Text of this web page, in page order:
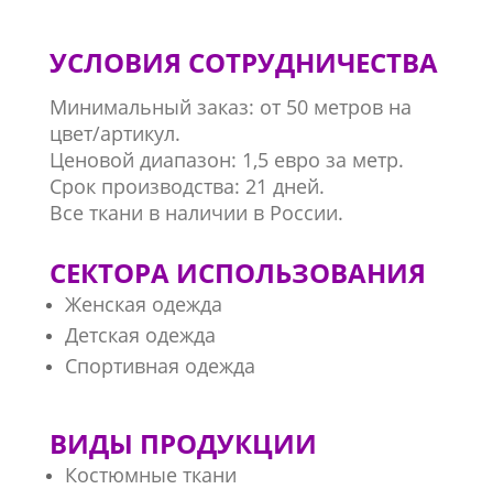
УСЛОВИЯ СОТРУДНИЧЕСТВА
Минимальный заказ: от 50 метров на
цвет/артикул.
Ценовой диапазон: 1,5 евро за метр.
Срок производства: 21 дней.
Все ткани в наличии в России.
СЕКТОРА ИСПОЛЬЗОВАНИЯ
Женская одежда
Детская одежда
Спортивная одежда
ВИДЫ ПРОДУКЦИИ
Костюмные ткани